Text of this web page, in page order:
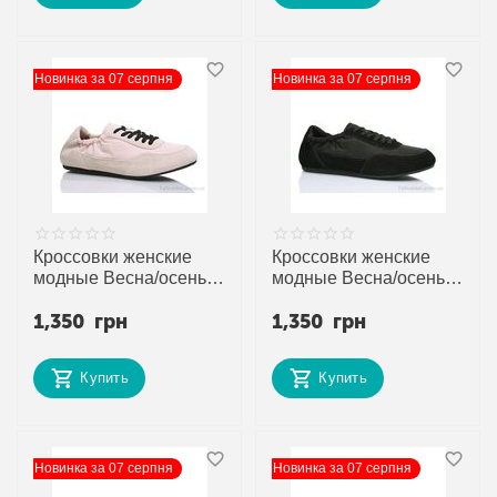
Новинка за 07 серпня
Кроссовки женские
модные Весна/осень
р.36-41) "Violeta"
прямого поставщика
1,350 грн
Купить
Новинка за 07 серпня
Кроссовки женские
модные Весна/осень
р.36-41) "Violeta"
прямого поставщика
1,350 грн
Купить
Новинка за 07 серпня Новинка за 07 серпня